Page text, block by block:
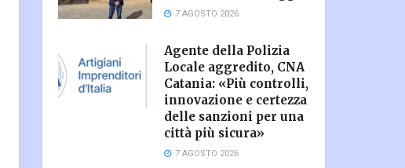
7 AGOSTO 2026
Agente della Polizia
Locale aggredito, CNA
Catania: «Più controlli,
innovazione e certezza
delle sanzioni per una
città più sicura»
7 AGOSTO 2026